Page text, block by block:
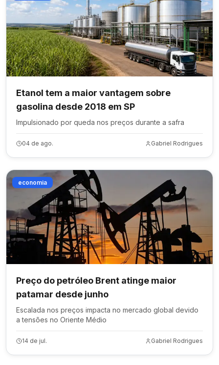
Etanol tem a maior vantagem sobre
gasolina desde 2018 em SP
Impulsionado por queda nos preços durante a safra
04 de ago. Gabriel Rodrigues
economia
Preço do petróleo Brent atinge maior
patamar desde junho
Escalada nos preços impacta no mercado global devido
a tensões no Oriente Médio
14 de jul. Gabriel Rodrigues